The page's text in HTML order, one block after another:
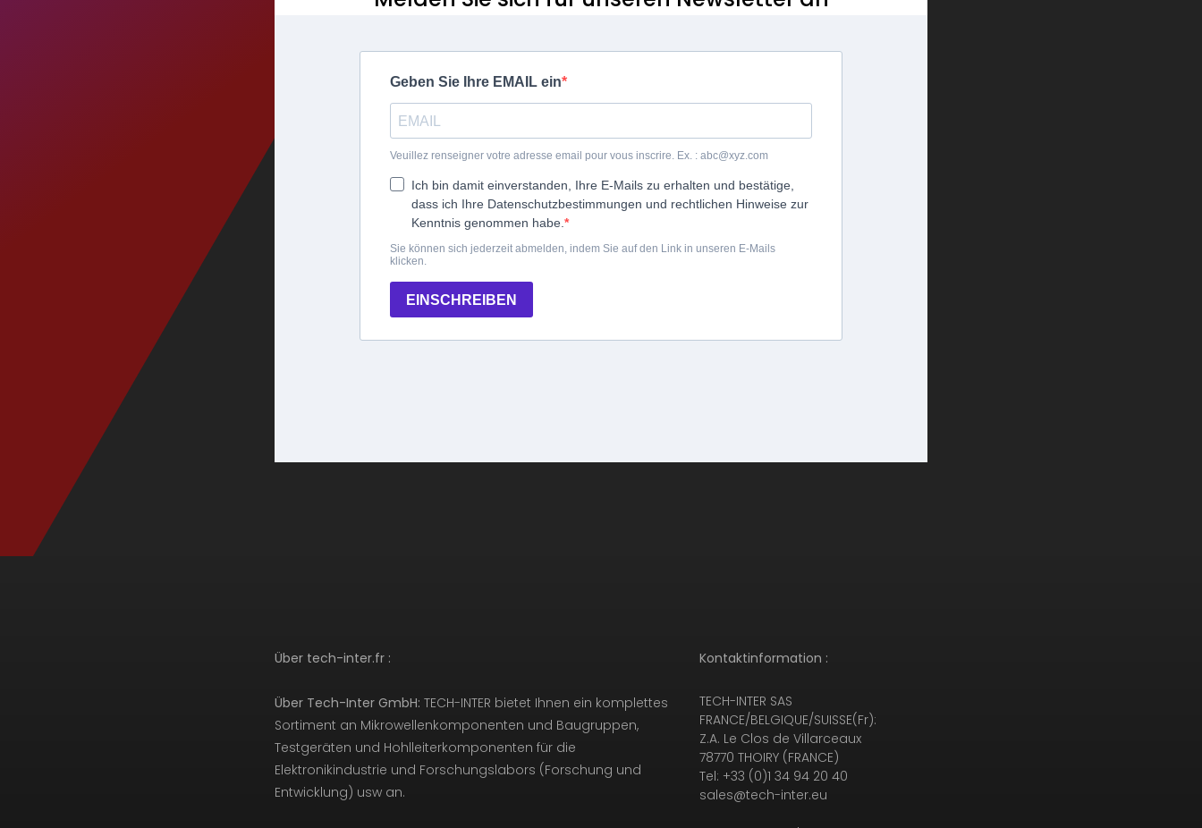
Über tech-inter.fr :
Über Tech-Inter GmbH: TECH-INTER bietet Ihnen ein komplettes
Sortiment an Mikrowellenkomponenten und Baugruppen,
Testgeräten und Hohlleiterkomponenten für die
Elektronikindustrie und Forschungslabors (Forschung und
Entwicklung) usw an.
Kontaktinformation :
TECH-INTER SAS
FRANCE/BELGIQUE/SUISSE(Fr):
Z.A. Le Clos de Villarceaux
78770 THOIRY (FRANCE)
Tel: +33 (0)1 34 94 20 40
sales@tech-inter.eu